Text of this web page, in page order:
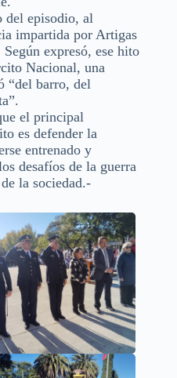
del episodio, al
impartida por Artigas
expresó, ese hito
Nacional, una
“del barro, del
el principal
es defender la
entrenado y
desafíos de la guerra
la sociedad.-